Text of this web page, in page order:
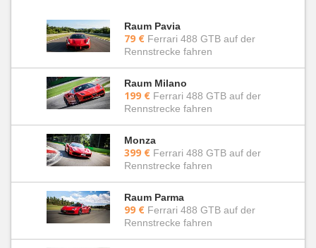
Raum Pavia
79 € Ferrari 488 GTB auf der
Rennstrecke fahren
Raum Milano
199 € Ferrari 488 GTB auf der
Rennstrecke fahren
Monza
399 € Ferrari 488 GTB auf der
Rennstrecke fahren
Raum Parma
99 € Ferrari 488 GTB auf der
Rennstrecke fahren